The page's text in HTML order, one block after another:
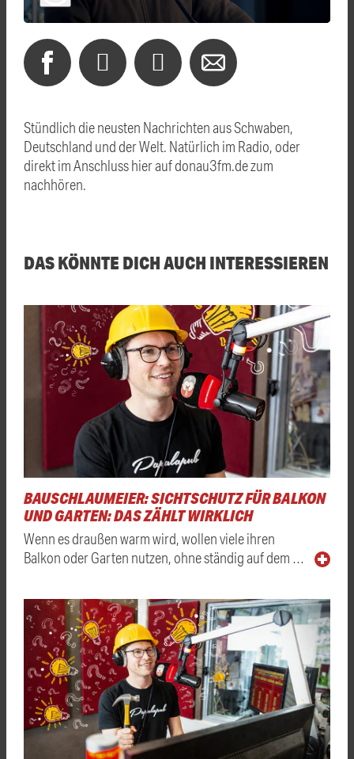
Stündlich die neusten Nachrichten aus Schwaben,
Deutschland und der Welt. Natürlich im Radio, oder
direkt im Anschluss hier auf donau3fm.de zum
nachhören.
DAS KÖNNTE DICH AUCH INTERESSIEREN
BAUSCHLAUMEIER: SICHTSCHUTZ FÜR BALKON
UND GARTEN: DAS ZÄHLT WIRKLICH
Wenn es draußen warm wird, wollen viele ihren
Balkon oder Garten nutzen, ohne ständig auf dem …